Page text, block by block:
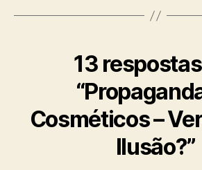
13
Cosméticos –
Ilusão?”